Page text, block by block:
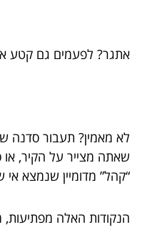
אתגר? לפעמים גם קטע
לא מאמין? תעבור סדנה
שאתה מצייר על הקיר,
“קהל” מדומיין שנמצא אי
הנקודות האלה מפתיעות,